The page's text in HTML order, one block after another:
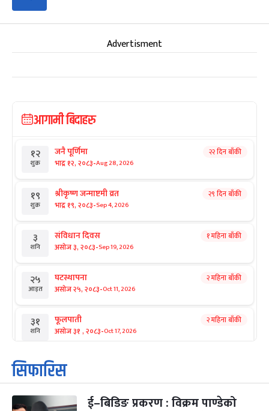
Advertisment
आगामी बिदाहरु
१२
शुक्र
जनै पूर्णिमा
भाद्र १२, २०८३-Aug 28, 2026
२२ दिन बाँकी
१९
शुक्र
श्रीकृष्ण जन्माष्टमी व्रत
भाद्र १९, २०८३-Sep 4, 2026
२९ दिन बाँकी
३
शनि
संविधान दिवस
असोज ३, २०८३-Sep 19, 2026
१ महिना बाँकी
२५
आइत
घटस्थापना
असोज २५, २०८३-Oct 11, 2026
२ महिना बाँकी
३१
शनि
फूलपाती
असोज ३१ , २०८३-Oct 17, 2026
२ महिना बाँकी
१
आइत
कार्तिक सङ्क्रान्ति
कार्तिक १, २०८३
३ महानवमी २ महिना बाँकी
सिफारिस
ई–बिडिङ प्रकरण : विक्रम पाण्डेको